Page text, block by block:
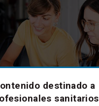
destinado a
sanitarios